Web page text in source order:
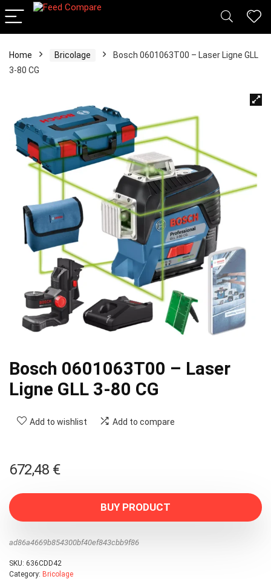
Home Bricolage
Bosch 0601063T00 – Laser Ligne GLL
3-80 CG
Bosch 0601063T00 – Laser
Ligne GLL 3-80 CG
Add to wishlist Add to compare
672,48 €
BUY PRODUCT
ad86a4669b854300bf40ef843cbb9f86
SKU: 636CDD42
Category: Bricolage